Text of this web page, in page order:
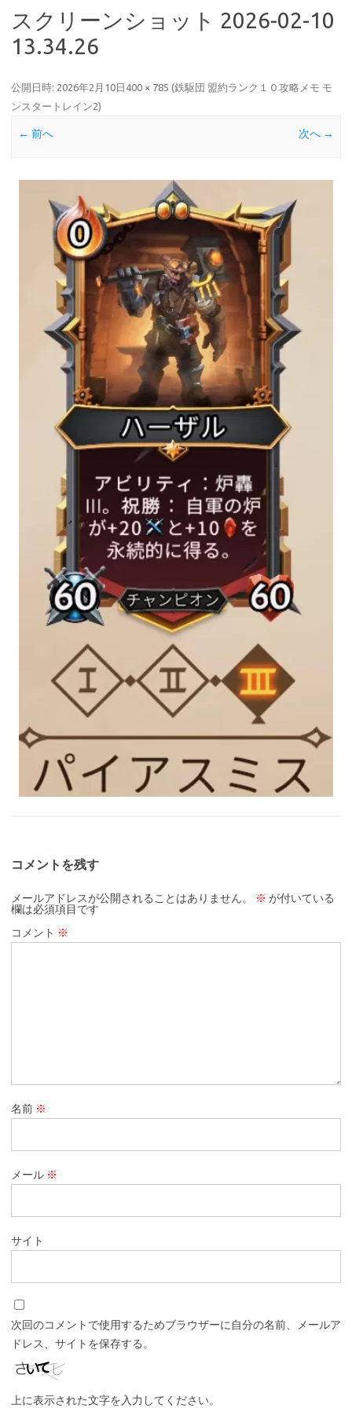
スクリーンショット 2026-02-10
13.34.26
公開日時: 2026年2月10日 400 × 785 (鉄駆団 盟約ランク１０攻略メモ モ
ンスタートレイン2)
← 前へ 次へ →
コメントを残す
メールアドレスが公開されることはありません。 ※ が付いている
欄は必須項目です
コメント ※
名前 ※
メール ※
サイト
次回のコメントで使用するためブラウザーに自分の名前、メールア
ドレス、サイトを保存する。
上に表示された文字を入力してください。